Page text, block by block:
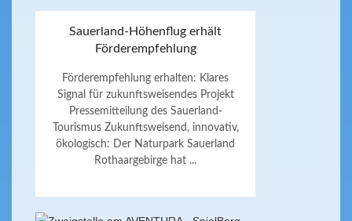
Sauerland-Höhenflug erhält
Förderempfehlung
Förderempfehlung erhalten: Klares
Signal für zukunftsweisendes Projekt
Pressemitteilung des Sauerland-
Tourismus Zukunftsweisend, innovativ,
ökologisch: Der Naturpark Sauerland
Rothaargebirge hat ...